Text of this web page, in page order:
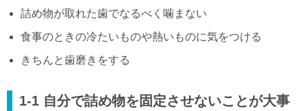
詰め物が取れた歯でなるべく噛まない
食事のときの冷たいものや熱いものに気をつける
きちんと歯磨きをする
1-1 自分で詰め物を固定させないことが大事